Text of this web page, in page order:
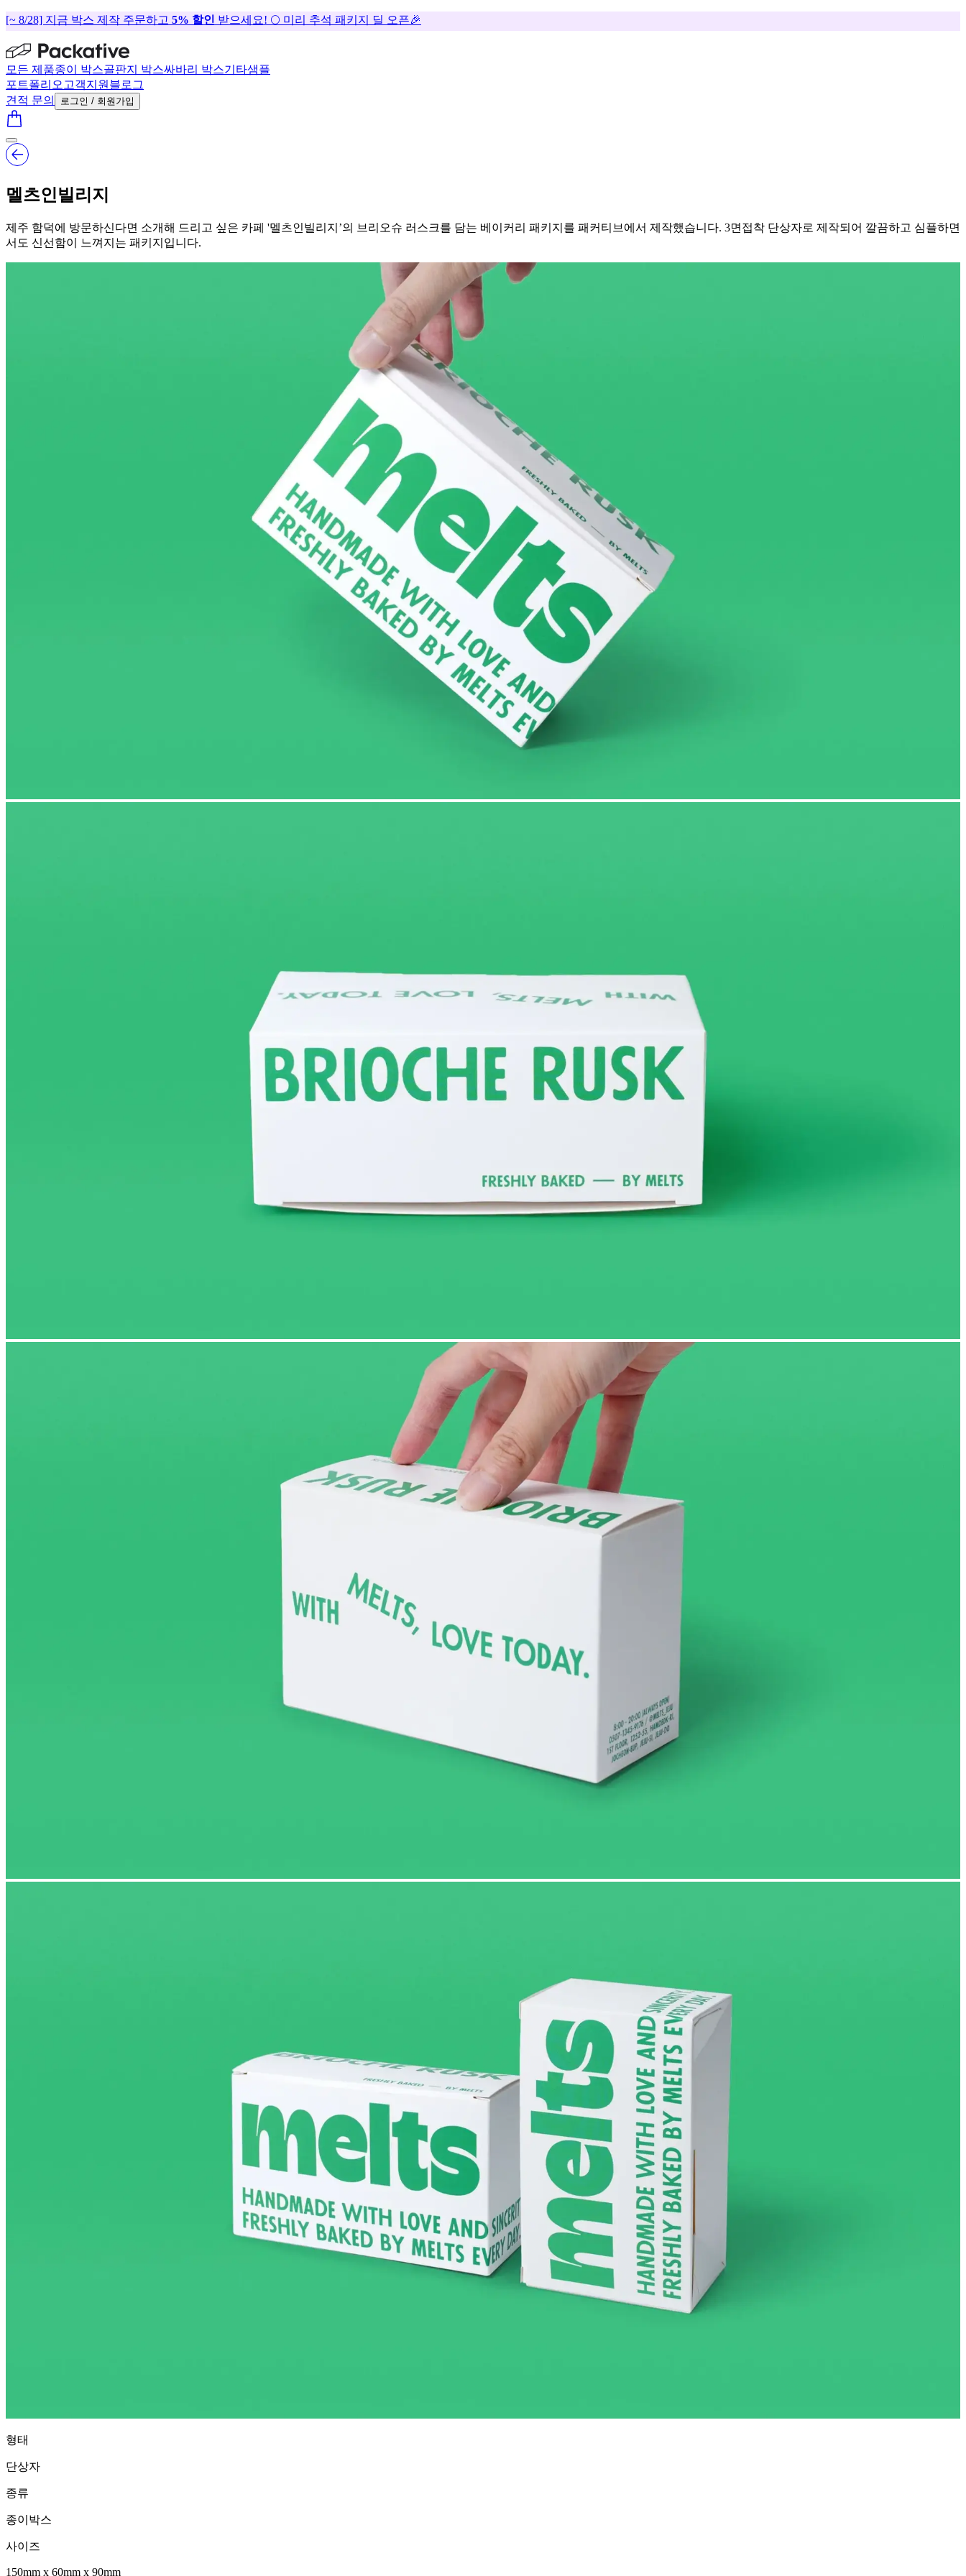
[~ 8/28] 지금 박스 제작 주문하고 5% 할인 받으세요! 🌕 미리 추석 패키지 딜 오픈🎉
모든 제품종이 박스골판지 박스싸바리 박스기타샘플
포트폴리오 고객지원 블로그
견적 문의
로그인 / 회원가입
멜츠인빌리지
제주 함덕에 방문하신다면 소개해 드리고 싶은 카페 '멜츠인빌리지’의 브리오슈 러스크를 담는 베이커리 패키지를 패커티브에서 제작했습니다. 3면접착 단상자로 제작되어 깔끔하고 심플하면
서도 신선함이 느껴지는 패키지입니다.
형태
단상자
종류
종이박스
사이즈
150mm x 60mm x 90mm